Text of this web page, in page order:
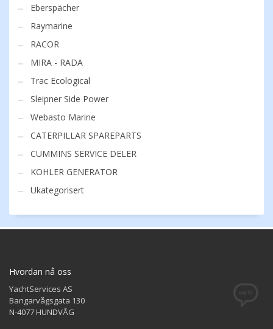
Eberspächer
Raymarine
RACOR
MIRA - RADA
Trac Ecological
Sleipner Side Power
Webasto Marine
CATERPILLAR SPAREPARTS
CUMMINS SERVICE DELER
KOHLER GENERATOR
Ukategorisert
Hvordan nå oss
YachtServices AS
Bangarvågsgata 130
N-4077 HUNDVÅG